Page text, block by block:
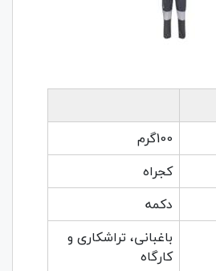
100گرم
کجراه
دکمه
باغبانی، تراشکاری و
کارگاه